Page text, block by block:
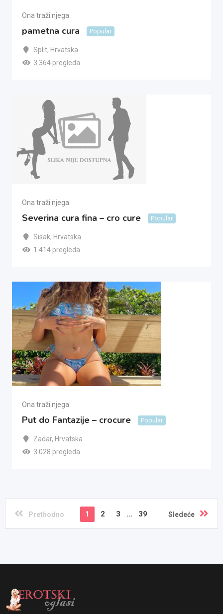
Ona traži njega
pametna cura Popular
Split, Hrvatska
3.364 pregleda
Ona traži njega
Severina cura fina – cro cure Popular
Sisak, Hrvatska
1.414 pregleda
Ona traži njega
Put do Fantazije – crocure Popular
Zadar, Hrvatska
3.028 pregleda
Prethodno 1 2 3 ... 39 Sledeće